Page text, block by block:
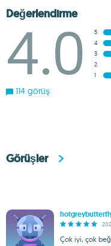
Değerlendirme
4.0
5
4
3
2
1
114 görüş
Görüşler
Çok iyi, çok